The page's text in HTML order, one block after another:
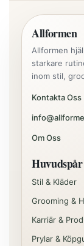
Allformen
Allformen
starkare
inom stil,
Kontakta Oss
Om Oss
Huvudspår
Stil & Kläder
Grooming &
Karriär &
Prylar &